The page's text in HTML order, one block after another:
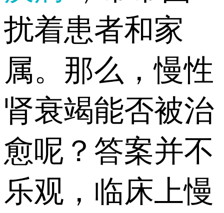
扰着患者和家
属。那么，慢性
肾衰竭能否被治
愈呢？答案并不
乐观，临床上慢